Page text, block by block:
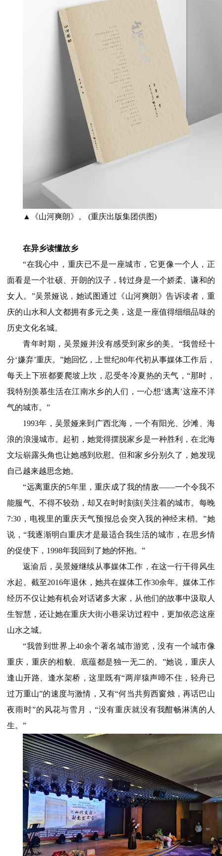
▲《山河爽朗》。 (重庆出版集团供图)
在异乡读懂故乡
“在我心中，重庆已不是一座城市，它更像一个人，正
面看是一个壮硕、开朗的汉子，转过身是一个娇柔、谦和的
女人。”吴景娅说，她试图通过《山河爽朗》告诉读者，重
庆的山水和人文都拥有多元之美，这是一座值得细细品味的
历史文化名城。
青年时期，吴景娅并没有感受到家乡的美。“我曾经十
分‘嫌弃’重庆。”她回忆，上世纪80年代初从事媒体工作后，
每天上下班都要爬坡上坎，忍受冬冷夏热的天气，“那时，
我特别羡慕生活在江南水乡的人们，一心想‘逃离’这座不洋
气的城市。”
1993年，吴景娅来到广西北海，一个有阳光、沙滩、海
浪的浪漫城市。起初，她觉得摆脱家乡是一种胜利，在北海
文坛崭露头角也让她感到欣慰。但和家乡分别久了，她发现
自己越来越思念她。
“远离重庆的5年里，重庆成了我的情敌——一个令我不
能服气、不得不较劲，却又在时时刻刻关注着的城市。每晚
7:30，电视里的重庆天气预报总会突入我的神经末梢。”她
说，“我逐渐明白重庆才是最适合我生活的城市，在思乡情
的促使下，1998年我回到了她的怀抱。”
返渝后，吴景娅继续从事媒体工作，在这一行干得风生
水起。截至2016年退休，她共在媒体工作30余年。媒体工作
经历不仅让她有机会对话诸多大家，从他们的故事中汲取人
生智慧，还让她在重庆大街小巷采访过程中，更加依恋这座
山水之城。
“我曾到世界上40余个著名城市游览，没有一个城市像
重庆，重庆的相貌、底蕴都是独一无二的。”她说，重庆人
逢山开路、逢水架桥，这里既有“两岸猿声啼不住，轻舟已
过万重山”的速度与激情，又有“何当共剪西窗烛，再话巴山
夜雨时”的风花与雪月，“没有重庆就没有我酣畅淋漓的人
生。”